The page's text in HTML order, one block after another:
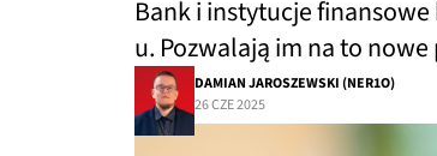
Bank i instytucje
u. Pozwalają im na to nowe
DAMIAN JAROSZEWSKI (NER1O)
26 CZE 2025